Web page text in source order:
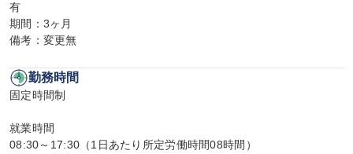
有
期間：3ヶ月
備考：変更無
勤務時間
固定時間制
就業時間
08:30～17:30（1日あたり所定労働時間08時間）